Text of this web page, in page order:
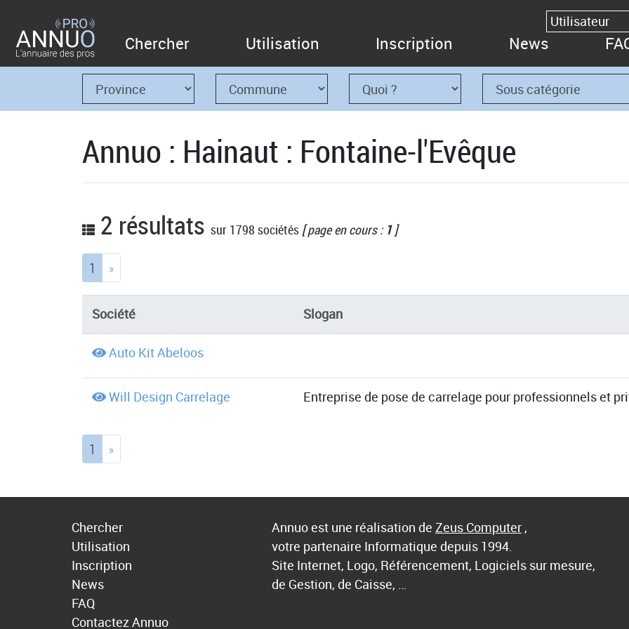
Chercher Utilisation Inscription News
Annuo : Hainaut : Fontaine-l'Evêque
2 résultats sur 1798 sociétés [ page en cours : 1]
1 (current)
»
Société Slogan
Auto Kit Abeloos
Will Design Carrelage Entreprise de pose de carrelage pour professionnels et
1 (current)
»
Chercher
Utilisation
Inscription
News
FAQ
Contactez Annuo
Annuo est une réalisation de Zeus Computer ,
votre partenaire Informatique depuis 1994.
Site Internet, Logo, Référencement, Logiciels sur mesure,
de Gestion, de Caisse, …